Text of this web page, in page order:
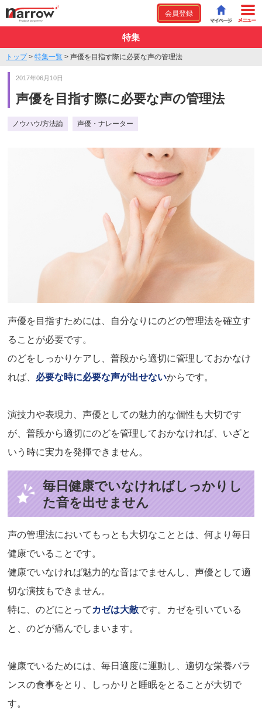
会員登録
特集
トップ> 特集一覧 > 声優を目指す際に必要な声の管理法
2017年06月10日
声優を目指す際に必要な声の管理法
ノウハウ/方法論 声優・ナレーター
声優を目指すためには、自分なりにのどの管理法を確立す
ることが必要です。
のどをしっかりケアし、普段から適切に管理しておかなけ
れば、 必要な時に必要な声が出せないからです。
演技力や表現力、声優としての魅力的な個性も大切です
が、普段から適切にのどを管理しておかなければ、いざと
いう時に実力を発揮できません。
毎日健康でいなければしっかりし
た音を出せません
声の管理法においてもっとも大切なこととは、何より毎日
健康でいることです。
健康でいなければ魅力的な音はでませんし、声優として適
切な演技もできません。
特に、のどにとって カゼは大敵です。カゼを引いている
と、のどが痛んでしまいます。
健康でいるためには、毎日適度に運動し、適切な栄養バラ
ンスの食事をとり、しっかりと睡眠をとることが大切で
す。